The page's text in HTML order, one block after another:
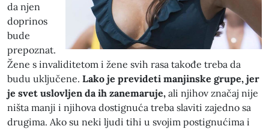
da njen
doprinos
bude
prepoznat.
Žene s invaliditetom i žene svih rasa takođe treba da
budu uključene. Lako je prevideti manjinske grupe, jer
je svet uslovljen da ih zanemaruje, ali njihov značaj nije
ništa manji i njihova dostignuća treba slaviti zajedno sa
drugima. Ako su neki ljudi tihi u svojim postignućima i